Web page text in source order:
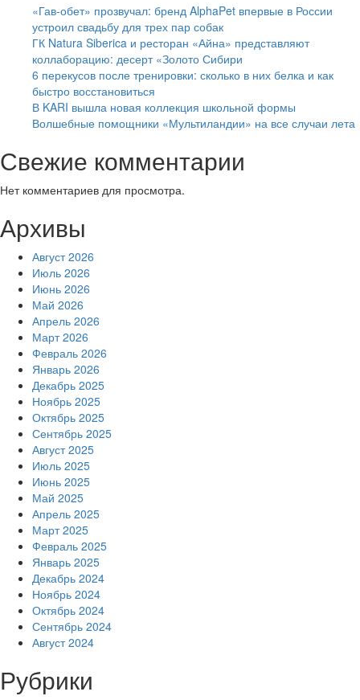
«Гав-обет» прозвучал: бренд AlphaPet впервые в России
устроил свадьбу для трех пар собак
ГК Natura Siberica и ресторан «Айна» представляют
коллаборацию: десерт «Золото Сибири
6 перекусов после тренировки: сколько в них белка и как
быстро восстановиться
В KARI вышла новая коллекция школьной формы
Волшебные помощники «Мультиландии» на все случаи лета
Свежие комментарии
Нет комментариев для просмотра.
Архивы
Август 2026
Июль 2026
Июнь 2026
Май 2026
Апрель 2026
Март 2026
Февраль 2026
Январь 2026
Декабрь 2025
Ноябрь 2025
Октябрь 2025
Сентябрь 2025
Август 2025
Июль 2025
Июнь 2025
Май 2025
Апрель 2025
Март 2025
Февраль 2025
Январь 2025
Декабрь 2024
Ноябрь 2024
Октябрь 2024
Сентябрь 2024
Август 2024
Рубрики